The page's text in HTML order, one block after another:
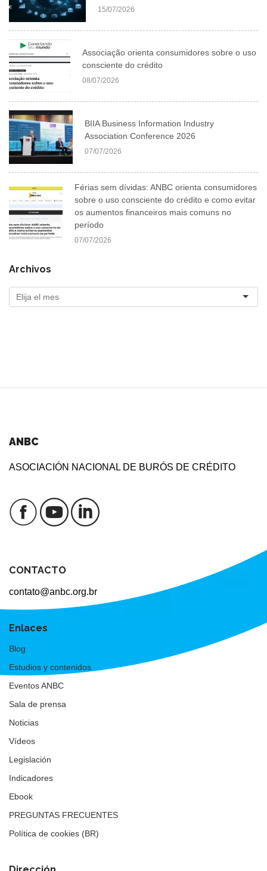
15/07/2026
Associação orienta consumidores sobre o uso
consciente do crédito
08/07/2026
BIIA Business Information Industry
Association Conference 2026
07/07/2026
Férias sem dívidas: ANBC orienta consumidores
sobre o uso consciente do crédito e como evitar
os aumentos financeiros mais comuns no
período
07/07/2026
Archivos
ANBC
ASOCIACIÓN NACIONAL DE BURÓS DE CRÉDITO
CONTACTO
contato@anbc.org.br
Enlaces
Blog
Estudios y contenidos
Eventos ANBC
Sala de prensa
Noticias
Vídeos
Legislación
Indicadores
Ebook
PREGUNTAS FRECUENTES
Política de cookies (BR)